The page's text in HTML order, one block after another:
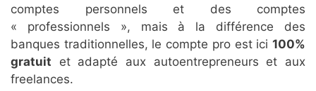
comptes personnels et des comptes
« professionnels », mais à la différence des
banques traditionnelles, le compte pro est ici 100%
gratuit et adapté aux autoentrepreneurs et aux
freelances.